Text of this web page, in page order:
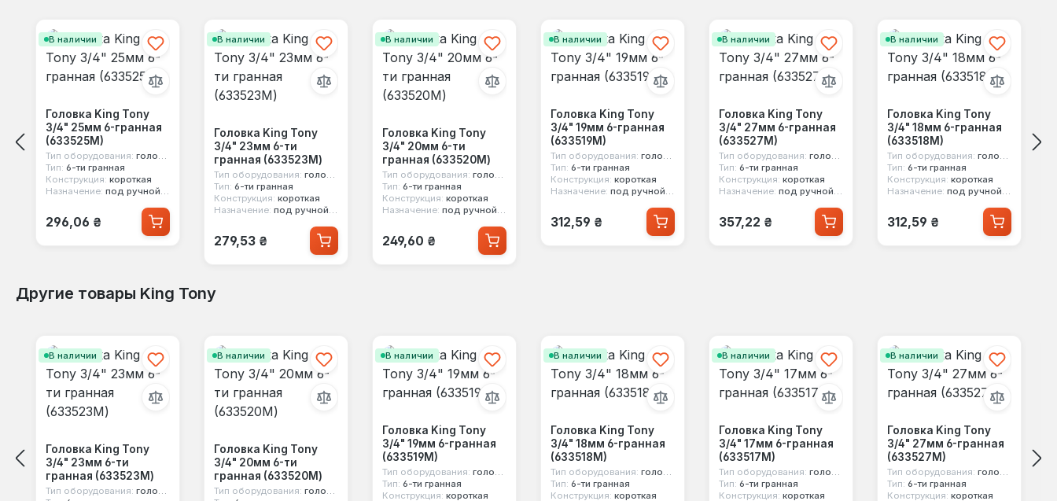
В наличии
Головка King Tony
3/4" 25мм 6-гранная
(633525M)
Тип оборудования: головка стандартная
Тип: 6-ти гранная
Конструкция: короткая
Назначение: под ручной инструмент
Обычная цена:
296,06 ₴
В наличии
Головка King Tony
3/4" 23мм 6-ти
гранная (633523M)
Тип оборудования: головка стандартная
Тип: 6-ти гранная
Конструкция: короткая
Назначение: под ручной инструмент
Обычная цена:
279,53 ₴
В наличии
Головка King Tony
3/4" 20мм 6-ти
гранная (633520M)
Тип оборудования: головка стандартная
Тип: 6-ти гранная
Конструкция: короткая
Назначение: под ручной инструмент
Обычная цена:
249,60 ₴
В наличии
Головка King Tony
3/4" 19мм 6-гранная
(633519M)
Тип оборудования: головка стандартная
Тип: 6-ти гранная
Конструкция: короткая
Назначение: под ручной инструмент
Обычная цена:
312,59 ₴
В наличии
Головка King Tony
3/4" 27мм 6-гранная
(633527M)
Тип оборудования: головка стандартная
Тип: 6-ти гранная
Конструкция: короткая
Назначение: под ручной инструмент
Обычная цена:
357,22 ₴
В наличии
Головка King Tony
3/4" 18мм 6-гранная
(633518M)
Тип оборудования: головка стандартная
Тип: 6-ти гранная
Конструкция: короткая
Назначение: под ручной инструмент
Обычная цена:
312,59 ₴
Другие товары King Tony
В наличии
Головка King Tony
3/4" 23мм 6-ти
гранная (633523M)
Тип оборудования: головка стандартная
В наличии
Головка King Tony
3/4" 20мм 6-ти
гранная (633520M)
Тип оборудования: головка стандартная
В наличии
Головка King Tony
3/4" 19мм 6-гранная
(633519M)
Тип оборудования: головка стандартная
Тип: 6-ти гранная
Конструкция: короткая
В наличии
Головка King Tony
3/4" 18мм 6-гранная
(633518M)
Тип оборудования: головка стандартная
Тип: 6-ти гранная
Конструкция: короткая
В наличии
Головка King Tony
3/4" 17мм 6-гранная
(633517M)
Тип оборудования: головка стандартная
Тип: 6-ти гранная
Конструкция: короткая
В наличии
Головка King Tony
3/4" 27мм 6-гранная
(633527M)
Тип оборудования: головка стандартная
Тип: 6-ти гранная
Конструкция: короткая